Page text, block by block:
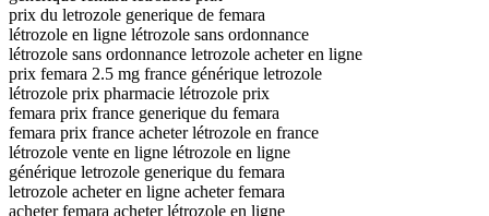
prix du letrozole generique de femara
létrozole en ligne létrozole sans ordonnance
létrozole sans ordonnance letrozole acheter en ligne
prix femara 2.5 mg france générique letrozole
létrozole prix pharmacie létrozole prix
femara prix france generique du femara
femara prix france acheter létrozole en france
létrozole vente en ligne létrozole en ligne
générique letrozole generique du femara
letrozole acheter en ligne acheter femara
acheter femara acheter létrozole en ligne